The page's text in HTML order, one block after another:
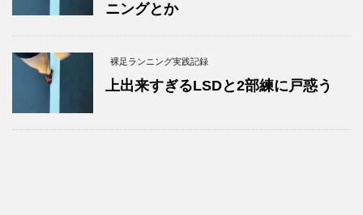
ニングとか
裸足ランニング実践記録
上出来すぎるLSDと2部練に戸惑う